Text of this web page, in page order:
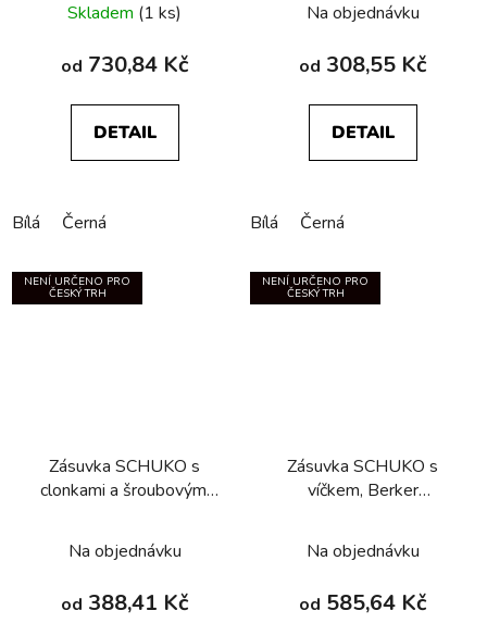
Skladem (1 ks)
od 730,84 Kč
DETAIL
Bílá Černá
Na objednávku
od 308,55 Kč
DETAIL
Bílá Černá
NENÍ URČENO PRO
ČESKÝ TRH
Zásuvka SCHUKO s
clonkami a šroubovými
R.1/R.3/R.8
Na objednávku
od 388,41 Kč
NENÍ URČENO PRO
ČESKÝ TRH
Zásuvka SCHUKO s
víčkem, Berker
Na objednávku
od 585,64 Kč